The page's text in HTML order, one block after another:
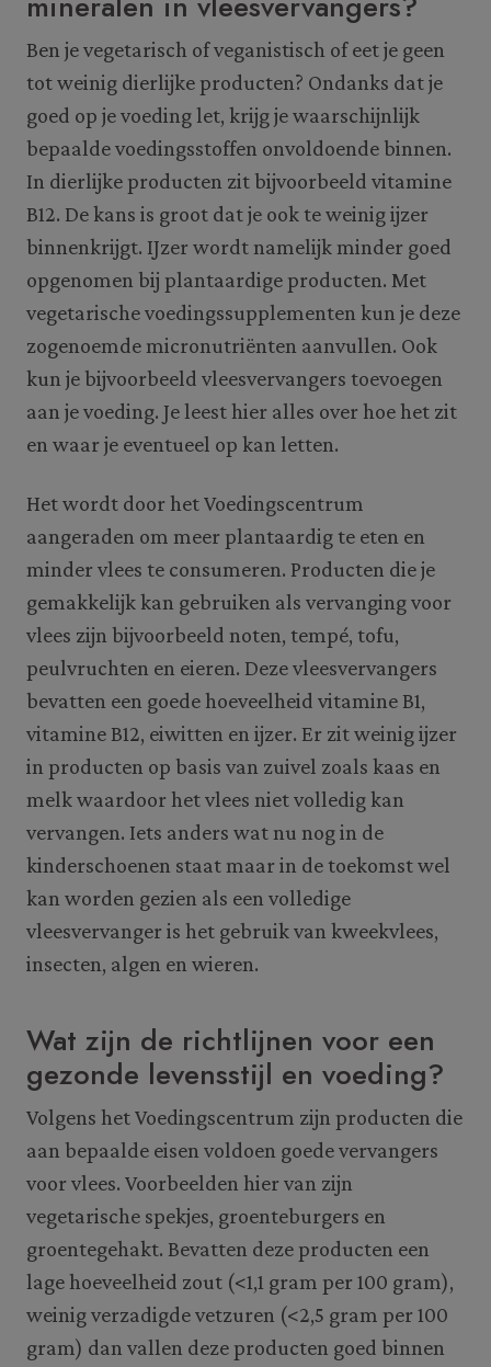
Ben je vegetarisch of veganistisch of eet je geen
tot weinig dierlijke producten? Ondanks dat je
goed op je voeding let, krijg je waarschijnlijk
bepaalde voedingsstoffen onvoldoende binnen.
In dierlijke producten zit bijvoorbeeld vitamine
B12. De kans is groot dat je ook te weinig ijzer
binnenkrijgt. IJzer wordt namelijk minder goed
opgenomen bij plantaardige producten. Met
vegetarische voedingssupplementen kun je deze
zogenoemde micronutriënten aanvullen. Ook
kun je bijvoorbeeld vleesvervangers toevoegen
aan je voeding. Je leest hier alles over hoe het zit
en waar je eventueel op kan letten.
Het wordt door het Voedingscentrum
aangeraden om meer plantaardig te eten en
minder vlees te consumeren. Producten die je
gemakkelijk kan gebruiken als vervanging voor
vlees zijn bijvoorbeeld noten, tempé, tofu,
peulvruchten en eieren. Deze vleesvervangers
bevatten een goede hoeveelheid vitamine B1,
vitamine B12, eiwitten en ijzer. Er zit weinig ijzer
in producten op basis van zuivel zoals kaas en
melk waardoor het vlees niet volledig kan
vervangen. Iets anders wat nu nog in de
kinderschoenen staat maar in de toekomst wel
kan worden gezien als een volledige
vleesvervanger is het gebruik van kweekvlees,
insecten, algen en wieren.
Wat zijn de richtlijnen voor een
gezonde levensstijl en voeding?
Volgens het Voedingscentrum zijn producten die
aan bepaalde eisen voldoen goede vervangers
voor vlees. Voorbeelden hier van zijn
vegetarische spekjes, groenteburgers en
groentegehakt. Bevatten deze producten een
lage hoeveelheid zout (<1,1 gram per 100 gram),
weinig verzadigde vetzuren (<2,5 gram per 100
gram) dan vallen deze producten goed binnen